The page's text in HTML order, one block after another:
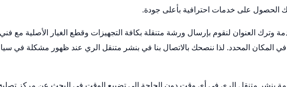
الحصول على خدمات احترافية بأعلى جودة.
وترك العنوان لنقوم بإرسال ورشة متنقلة بكافة التجهيزات وقطع الغيار الأصلية مع فني
المكان المحدد. لذا ننصحك بالاتصال بنا في بنشر متنقل الري عند ظهور مشكلة في